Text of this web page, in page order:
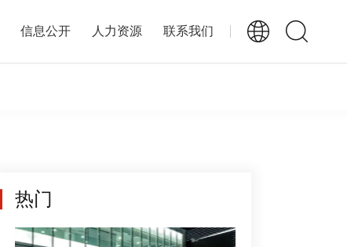
信息公开 人力资源 联系我们
热门